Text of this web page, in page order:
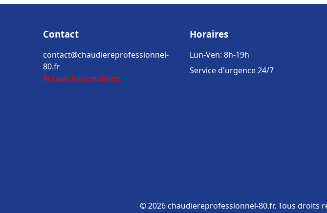
Contact
contact@chaudiereprofessionnel-
80.fr
Accueil Informations
Horaires
Lun-Ven: 8h-19h
Service d'urgence 24/7
© 2026 chaudiereprofessionnel-80.fr. Tous droits